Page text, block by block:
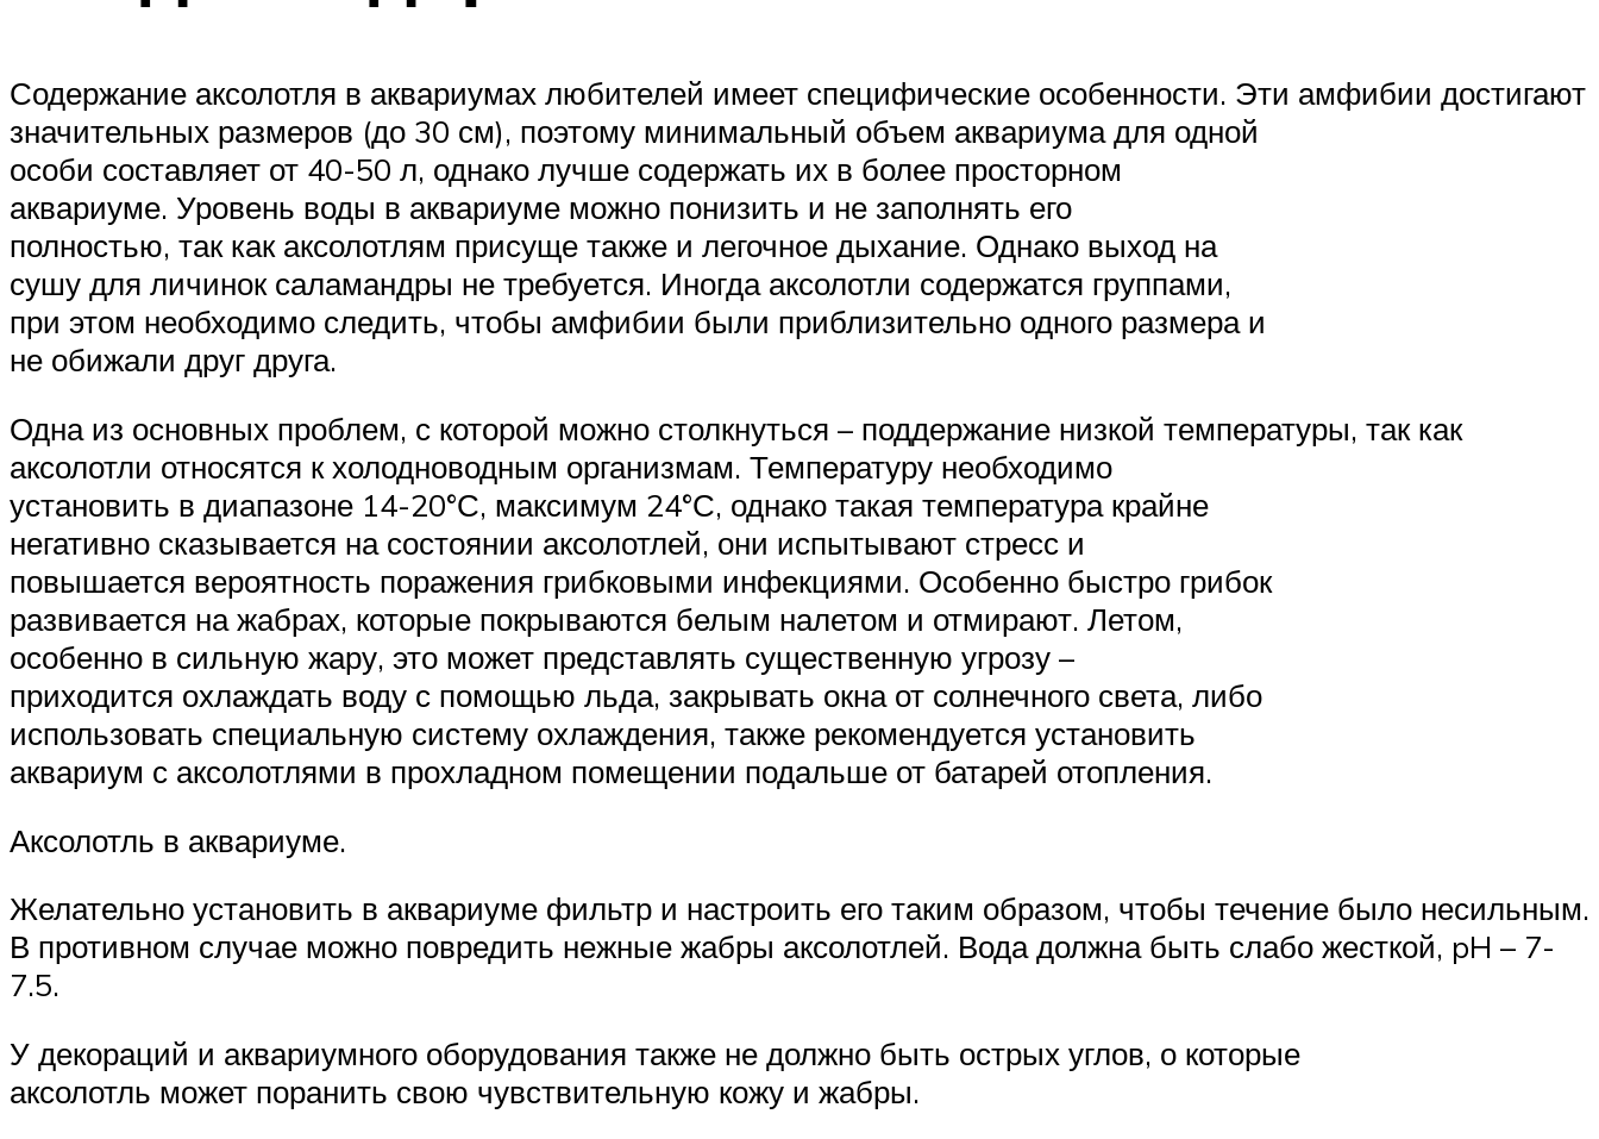
Содержание аксолотля в аквариумах любителей имеет специфические особенности. Эти амфибии достигают
значительных размеров (до 30 см), поэтому минимальный объем аквариума для одной
особи составляет от 40-50 л, однако лучше содержать их в более просторном
аквариуме. Уровень воды в аквариуме можно понизить и не заполнять его
полностью, так как аксолотлям присуще также и легочное дыхание. Однако выход на
сушу для личинок саламандры не требуется. Иногда аксолотли содержатся группами,
при этом необходимо следить, чтобы амфибии были приблизительно одного размера и
не обижали друг друга.
Одна из основных проблем, с которой можно столкнуться – поддержание низкой температуры, так как
аксолотли относятся к холодноводным организмам. Температуру необходимо
установить в диапазоне 14-20°С, максимум 24°С, однако такая температура крайне
негативно сказывается на состоянии аксолотлей, они испытывают стресс и
повышается вероятность поражения грибковыми инфекциями. Особенно быстро грибок
развивается на жабрах, которые покрываются белым налетом и отмирают. Летом,
особенно в сильную жару, это может представлять существенную угрозу –
приходится охлаждать воду с помощью льда, закрывать окна от солнечного света, либо
использовать специальную систему охлаждения, также рекомендуется установить
аквариум с аксолотлями в прохладном помещении подальше от батарей отопления.
Аксолотль в аквариуме.
Желательно установить в аквариуме фильтр и настроить его таким образом, чтобы течение было несильным.
В противном случае можно повредить нежные жабры аксолотлей. Вода должна быть слабо жесткой, pH – 7-
7.5.
У декораций и аквариумного оборудования также не должно быть острых углов, о которые
аксолотль может поранить свою чувствительную кожу и жабры.